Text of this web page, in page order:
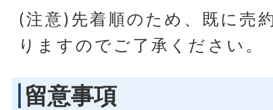
(注意)先着順のため、既に売
りますのでご了承ください。
留意事項